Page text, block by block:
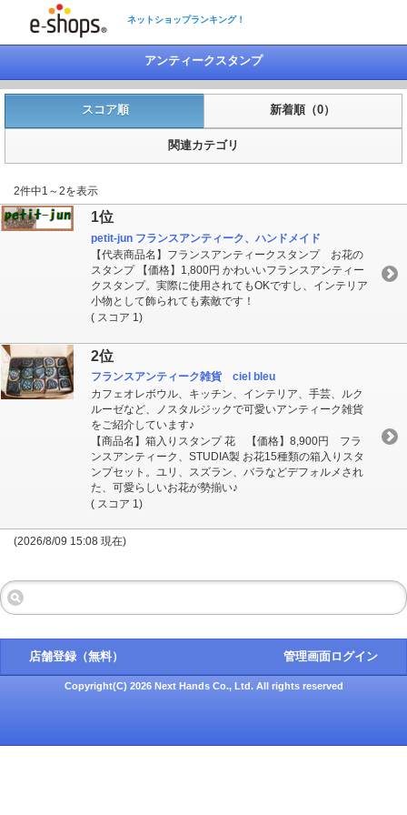
ネットショップランキング！
アンティークスタンプ
スコア順 新着順（0）
関連カテゴリ
2件中1～2を表示
1位
petit-jun フランスアンティーク、ハンドメイド
【代表商品名】フランスアンティークスタンプ お花の
スタンプ 【価格】1,800円 かわいいフランスアンティー
クスタンプ。実際に使用されてもOKですし、インテリア
小物として飾られても素敵です！
( スコア 1)
2位
フランスアンティーク雑貨 ciel bleu
カフェオレボウル、キッチン、インテリア、手芸、ルク
ルーゼなど、ノスタルジックで可愛いアンティーク雑貨
をご紹介しています♪
【商品名】箱入りスタンプ 花 【価格】8,900円 フラ
ンスアンティーク、STUDIA製 お花15種類の箱入りスタ
ンプセット。ユリ、スズラン、バラなどデフォルメされ
た、可愛らしいお花が勢揃い♪
( スコア 1)
(2026/8/09 15:08 現在)
店舗登録（無料） 管理画面ログイン
Copyright(C) 2026 Next Hands Co., Ltd. All rights reserved